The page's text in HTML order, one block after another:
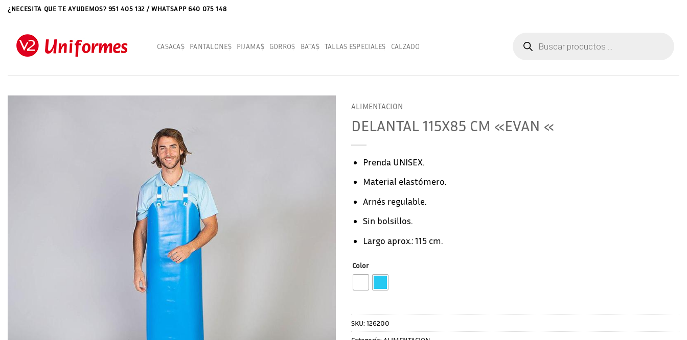
Saltar
contenido
¿NECESITA QUE TE AYUDEMOS? 951 405 132 / WHATSAPP 640 075 148
CASACAS PANTALONES PIJAMAS GORROS BATAS TALLAS ESPECIALES CALZADO
productos
ALIMENTACION
DELANTAL 115X85 CM «EVAN «
Prenda UNISEX.
Material elastómero.
Arnés regulable.
Sin bolsillos.
Largo aprox.: 115 cm.
Color
SKU: 126200